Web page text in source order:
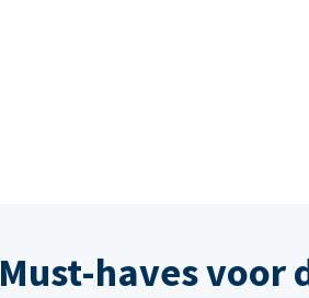
Must-haves voor